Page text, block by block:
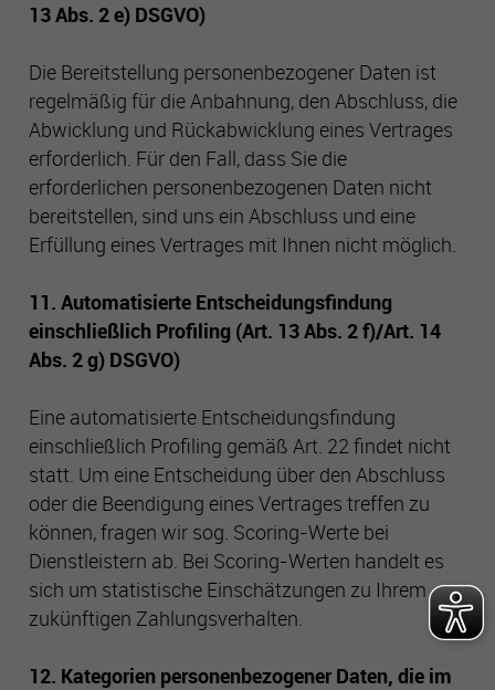
13 Abs. 2 e) DSGVO)
Die Bereitstellung personenbezogener Daten ist
regelmäßig für die Anbahnung, den Abschluss, die
Abwicklung und Rückabwicklung eines Vertrages
erforderlich. Für den Fall, dass Sie die
erforderlichen personenbezogenen Daten nicht
bereitstellen, sind uns ein Abschluss und eine
Erfüllung eines Vertrages mit Ihnen nicht möglich.
11. Automatisierte Entscheidungsfindung
einschließlich Profiling (Art. 13 Abs. 2 f)/Art. 14
Abs. 2 g) DSGVO)
Eine automatisierte Entscheidungsfindung
einschließlich Profiling gemäß Art. 22 findet nicht
statt. Um eine Entscheidung über den Abschluss
oder die Beendigung eines Vertrages treffen zu
können, fragen wir sog. Scoring-Werte bei
Dienstleistern ab. Bei Scoring-Werten handelt es
sich um statistische Einschätzungen zu Ihrem
zukünftigen Zahlungsverhalten.
12. Kategorien personenbezogener Daten, die im